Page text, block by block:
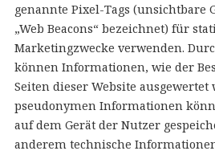
genannte Pixel-Tags (unsichtbare
„Web Beacons“ bezeichnet) für
Marketingzwecke verwenden.
können Informationen, wie der
Seiten dieser Website ausgewertet
pseudonymen Informationen
auf dem Gerät der Nutzer
anderem technische